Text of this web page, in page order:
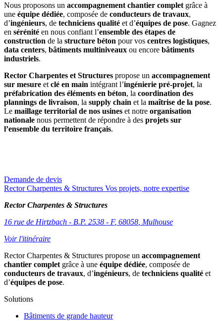
Nous proposons un accompagnement chantier complet grâce à
une équipe dédiée, composée de conducteurs de travaux,
d’ingénieurs, de techniciens qualité et d’équipes de pose. Gagnez
en sérénité en nous confiant l’ensemble des étapes de
construction de la structure béton pour vos centres logistiques,
data centers, bâtiments multiniveaux ou encore bâtiments
industriels.
Rector Charpentes et Structures propose un accompagnement
sur mesure et clé en main intégrant l’ingénierie pré-projet, la
préfabrication des éléments en béton, la coordination des
plannings de livraison, la supply chain et la maîtrise de la pose.
Le maillage territorial de nos usines et notre organisation
nationale nous permettent de répondre à des projets sur
l’ensemble du territoire français.
Demande de devis
Rector Charpentes & Structures Vos projets, notre expertise
Rector Charpentes & Structures
16 rue de Hirtzbach - B.P. 2538 - F, 68058 Mulhouse
Voir l'itinéraire
Rector Charpentes & Structures propose un accompagnement
chantier complet grâce à une équipe dédiée, composée de
conducteurs de travaux, d’ingénieurs, de techniciens qualité et
d’équipes de pose.
Solutions
Bâtiments de grande hauteur